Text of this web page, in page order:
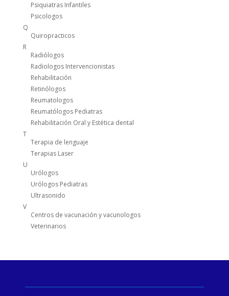
Psiquiatras Infantiles
Psicologos
Q
Quiropracticos
R
Radiólogos
Radiologos Intervencionistas
Rehabilitación
Retinólogos
Reumatologos
Reumatólogos Pediatras
Rehabilitación Oral y Estética dental
T
Terapia de lenguaje
Terapias Laser
U
Urólogos
Urólogos Pediatras
Ultrasonido
V
Centros de vacunación y vacunologos
Veterinarios